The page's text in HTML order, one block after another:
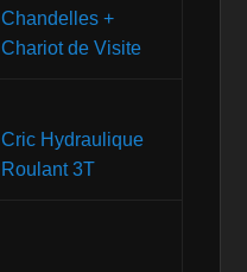
Chandelles +
Chariot de Visite
Cric Hydraulique
Roulant 3T